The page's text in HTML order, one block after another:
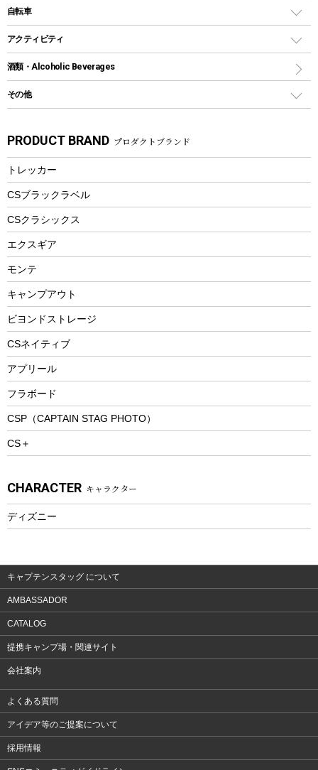
グランドシート
ガイドロープ
ツール
焚き火台&ストーブ
火起こし
バーベキューツール
クッキングツール
ナイフ
カトラリー
マグカップ、カップ
ステンレスボトル
フードボトル
トレー
ランチョンマット
ランチボックス
ディズニーボトル
保冷剤
リュック、バックパック
トートバッグ、サコッシュ
ショッピングキャリー
その他アウトドア雑貨
スプレー関係
ツール、他
インフレータブル
カヤック
パドル
ヘルメット
エアーポンプ
アクセサリー
自転車
折りたたみ自転車
スポーツサイクル
シティサイクル
自転車ウェア
アクティビティ
マリン
ラッシュガード
パラソル
フローティングベスト
ヘルメット
エアーポンプ
ビーチテント
ウィンター
スノーシュー
防寒ウェア
トレッキング
トレッキングアクセサリー
プレイグッズ
ウェルネス
ウェア、タオル
ウェア
酒類・Alcoholic Beverages
その他
湯たんぽ
防災用品
PRODUCT BRAND プロダクトブランド
トレッカー
CSブラックラベル
CSクラシックス
エクスギア
モンテ
キャンプアウト
ビヨンドストレージ
CSネイティブ
アプリール
フラボード
CSP（CAPTAIN STAG PHOTO）
CS＋
CHARACTER キャラクター
ディズニー
キャプテンスタッグ について
AMBASSADOR
CATALOG
提携キャンプ場・関連サイト
会社案内
よくある質問
アイデア等のご提案について
採用情報